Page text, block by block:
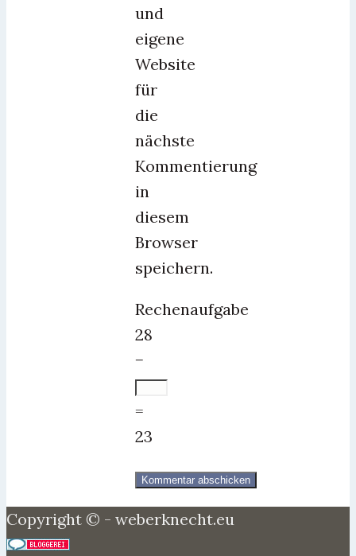
und
eigene
Website
für
die
nächste
Kommentierung
in
diesem
Browser
speichern.
Rechenaufgabe
28
−
=
23
Copyright © - weberknecht.eu